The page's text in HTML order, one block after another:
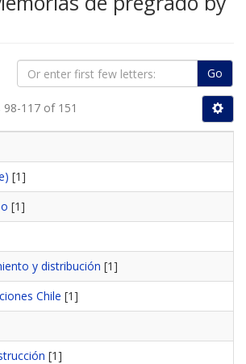
Go
117 of 151
[1]
[1]
y distribución [1]
Chile [1]
[1]